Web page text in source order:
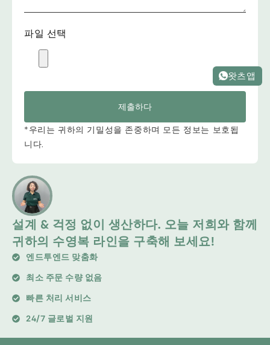
설계 & 걱정 없이 생산하다. 오늘 저희와 함께
귀하의 수영복 라인을 구축해 보세요!
엔드투엔드 맞춤화
최소 주문 수량 없음
빠른 처리 서비스
24/7 글로벌 지원
파일 선택
제출하다
*우리는 귀하의 기밀성을 존중하며 모든 정보는 보호됩
니다.
왓츠앱